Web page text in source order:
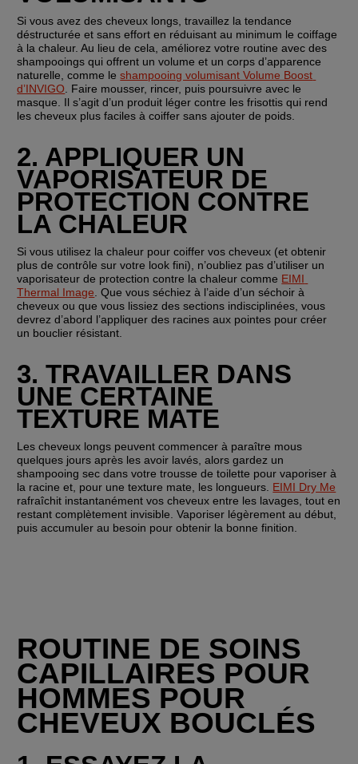
Si vous avez des cheveux longs, travaillez la tendance
déstructurée et sans effort en réduisant au minimum le coiffage
à la chaleur. Au lieu de cela, améliorez votre routine avec des
shampooings qui offrent un volume et un corps d’apparence
naturelle, comme le shampooing volumisant Volume Boost
d’INVIGO . Faire mousser, rincer, puis poursuivre avec le
masque. Il s’agit d’un produit léger contre les frisottis qui rend
les cheveux plus faciles à coiffer sans ajouter de poids.
2. APPLIQUER UN
VAPORISATEUR DE
PROTECTION CONTRE
LA CHALEUR
Si vous utilisez la chaleur pour coiffer vos cheveux (et obtenir
plus de contrôle sur votre look fini), n’oubliez pas d’utiliser un
vaporisateur de protection contre la chaleur comme EIMI
Thermal Image . Que vous séchiez à l’aide d’un séchoir à
cheveux ou que vous lissiez des sections indisciplinées, vous
devrez d’abord l’appliquer des racines aux pointes pour créer
un bouclier résistant.
3. TRAVAILLER DANS
UNE CERTAINE
TEXTURE MATE
Les cheveux longs peuvent commencer à paraître mous
quelques jours après les avoir lavés, alors gardez un
shampooing sec dans votre trousse de toilette pour vaporiser à
la racine et, pour une texture mate, les longueurs. EIMI Dry Me
rafraîchit instantanément vos cheveux entre les lavages, tout en
restant complètement invisible. Vaporiser légèrement au début,
puis accumuler au besoin pour obtenir la bonne finition.
ROUTINE DE SOINS
CAPILLAIRES POUR
HOMMES POUR
CHEVEUX BOUCLÉS